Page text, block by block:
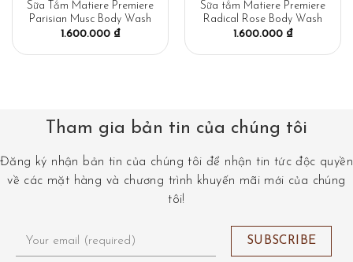
Sữa Tắm Matiere Premiere
Parisian Musc Body Wash
1.600.000 ₫
Sữa tắm Matiere Premiere
Radical Rose Body Wash
1.600.000 ₫
Tham gia bản tin của chúng tôi
Đăng ký nhận bản tin của chúng tôi để nhận tin tức độc quyền
về các mặt hàng và chương trình khuyến mãi mới của chúng
tôi!